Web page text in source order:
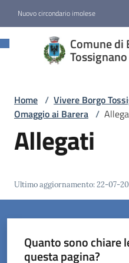
Nuovo circondario imolese
Comune di
Tossignano
Comune di
Borgo
Servizi
Vivere
Borgo
Tossignano
Home / Vivere Borgo
Omaggio ai Barera /
Allegati
Ultimo aggiornamento:22-07-
Quanto sono chiare
questa pagina?